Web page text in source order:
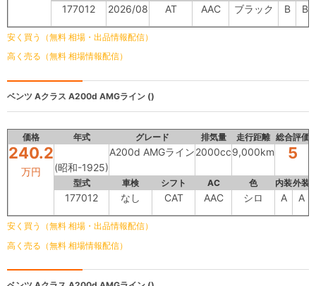
177012 2026/08 AT AAC ブラック B B
安く買う（無料 相場・出品情報配信）
高く売る（無料 相場情報配信）
ベンツ Aクラス A200d AMGライン ()
価格 年式 グレード 排気量 走行距離 総合評価
240.2
万円 (昭和-1925)
A200d AMGライン2000cc9,000km 5
型式 車検 シフト AC 色 内装外装
177012 なし CAT AAC シロ A A
安く買う（無料 相場・出品情報配信）
高く売る（無料 相場情報配信）